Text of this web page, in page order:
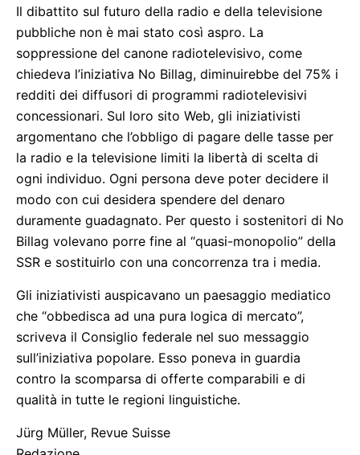
Il dibattito sul futuro della radio e della televisione
pubbliche non è mai stato così aspro. La
soppressione del canone radiotelevisivo, come
chiedeva l’iniziativa No Billag, diminuirebbe del 75% i
redditi dei diffusori di programmi radiotelevisivi
concessionari. Sul loro sito Web, gli iniziativisti
argomentano che l’obbligo di pagare delle tasse per
la radio e la televisione limiti la libertà di scelta di
ogni individuo. Ogni persona deve poter decidere il
modo con cui desidera spendere del denaro
duramente guadagnato. Per questo i sostenitori di No
Billag volevano porre fine al “quasi-monopolio” della
SSR e sostituirlo con una concorrenza tra i media.
Gli iniziativisti auspicavano un paesaggio mediatico
che “obbedisca ad una pura logica di mercato”,
scriveva il Consiglio federale nel suo messaggio
sull’iniziativa popolare. Esso poneva in guardia
contro la scomparsa di offerte comparabili e di
qualità in tutte le regioni linguistiche.
Jürg Müller, Revue Suisse